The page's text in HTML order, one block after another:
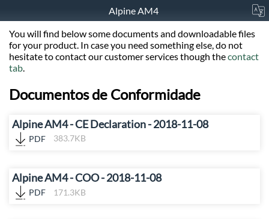
Alpine AM4
You will find below some documents and downloadable files
for your product. In case you need something else, do not
hesitate to contact our customer services though thecontact
tab.
Documentos de Conformidade
Alpine AM4 - CE Declaration - 2018-11-08
PDF 383.7KB
Alpine AM4 - COO - 2018-11-08
PDF 171.3KB